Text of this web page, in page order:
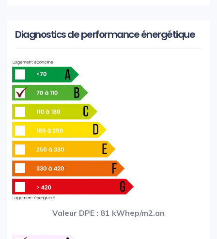
Diagnostics de performance énergétique
Valeur DPE : 81 kWhep/m2.an